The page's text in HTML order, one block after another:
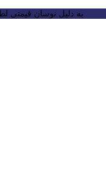
به دلیل نوسان قیمتی